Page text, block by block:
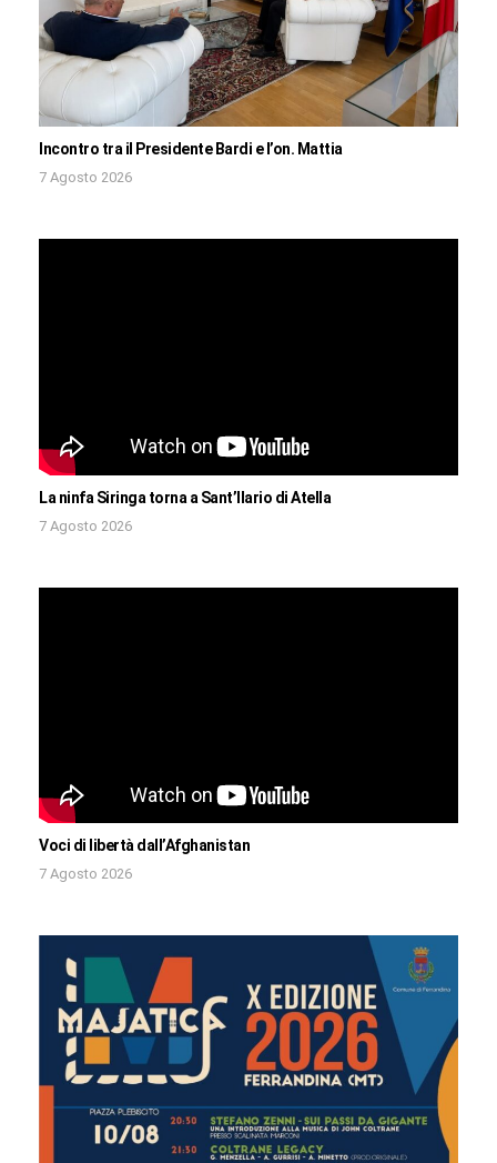
Incontro tra il Presidente Bardi e l’on. Mattia
7 Agosto 2026
La ninfa Siringa torna a Sant’Ilario di Atella
7 Agosto 2026
Voci di libertà dall’Afghanistan
7 Agosto 2026